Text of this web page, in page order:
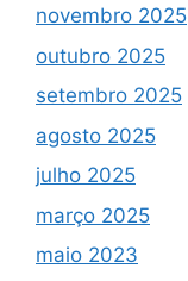
novembro 2025
outubro 2025
setembro 2025
agosto 2025
julho 2025
março 2025
maio 2023